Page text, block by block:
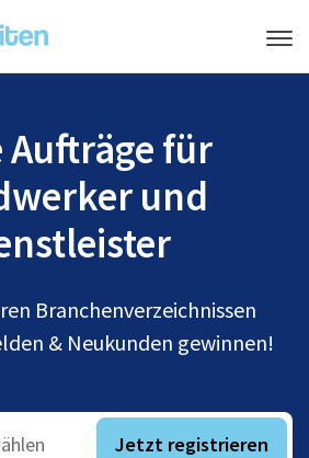
Aufträge für
und
Branchenverzeichnissen
& Neukunden gewinnen!
Jetzt registrieren